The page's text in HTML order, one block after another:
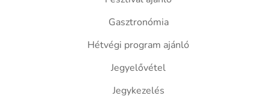
Gasztronómia
Hétvégi program ajánló
Jegyelővétel
Jegykezelés